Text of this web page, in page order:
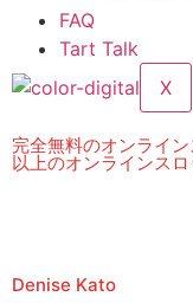
FAQ
Tart Talk
X
完全無料のオンライ
以上のオンラインス
Denise Kato